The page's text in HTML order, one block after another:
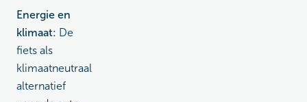
Energie en
klimaat: De
fiets als
klimaatneutraal
alternatief